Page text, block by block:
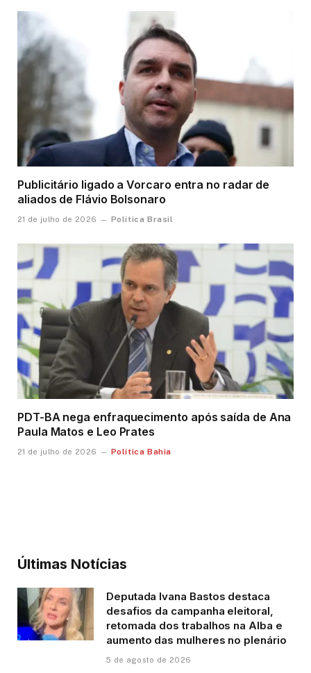
Publicitário ligado a Vorcaro entra no radar de
aliados de Flávio Bolsonaro
21 de julho de 2026 Política Brasil
PDT-BA nega enfraquecimento após saída de Ana
Paula Matos e Leo Prates
21 de julho de 2026 Política Bahia
Últimas Notícias
Deputada Ivana Bastos destaca
desafios da campanha eleitoral,
retomada dos trabalhos na Alba e
aumento das mulheres no plenário
5 de agosto de 2026